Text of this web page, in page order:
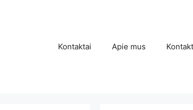
Kontaktai Apie mus